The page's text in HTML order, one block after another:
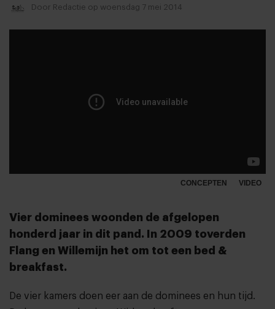
Door Redactie op woensdag 7 mei 2014
CONCEPTEN VIDEO
Vier dominees woonden de afgelopen
honderd jaar in dit pand. In 2009 toverden
Flang en Willemijn het om tot een bed &
breakfast.
De vier kamers doen eer aan de dominees en hun tijd.